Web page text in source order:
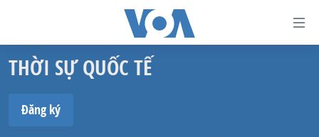
dẫn
truy
cập
TRANG CHỦ
VIỆT NAM
THỜI SỰ QUỐC TẾ
Đăng ký